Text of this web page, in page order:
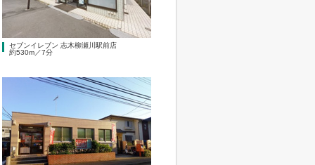
セブンイレブン 志木柳瀬川駅前店
約530m／7分